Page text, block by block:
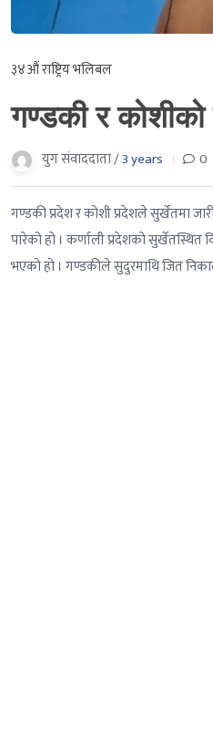
३४औं राष्ट्रिय भलिबल
गण्डकी र
युग संवाददाता /3 years 0
गण्डकी प्रदेश र कोशी प्रदेशले सुर्खेतमा
पारेको हो । कर्णाली प्रदेशको
भएको हो । गण्डकीले सुदुरमाथि जित